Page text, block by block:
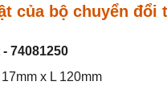
của bộ chuyển đổi
74081250
x L 120mm